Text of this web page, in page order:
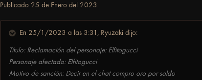
Publicado 25 de Enero del 2023
En 25/1/2023 a las 3:31, Ryuzaki dijo:
Título: Reclamación del personaje: Elfitogucci
Personaje afectado: Elfitogucci
Motivo de sanción: Decir en el chat compro oro por saldo